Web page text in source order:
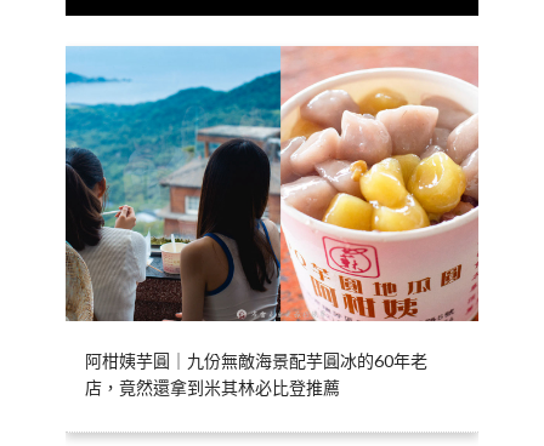
阿柑姨芋圓｜九份無敵海景配芋圓冰的60年老
店，竟然還拿到米其林必比登推薦